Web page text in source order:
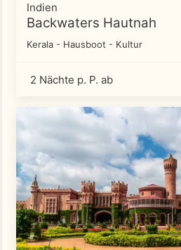
Indien
Backwaters Hautnah
Kerala - Hausboot - Kultur
2 Nächte p. P. ab